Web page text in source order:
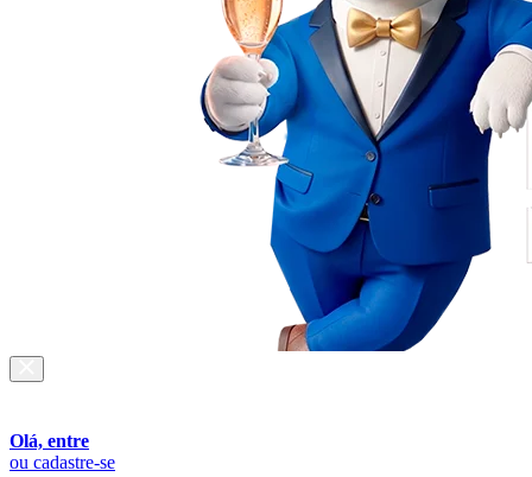
Olá, entre
ou cadastre-se